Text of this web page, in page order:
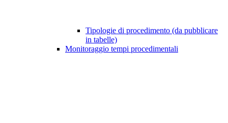
Tipologie di procedimento (da pubblicare
in tabelle)
Monitoraggio tempi procedimentali